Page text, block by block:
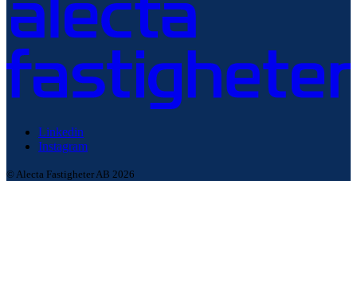
Linkedin
Instagram
© Alecta Fastigheter AB 2026